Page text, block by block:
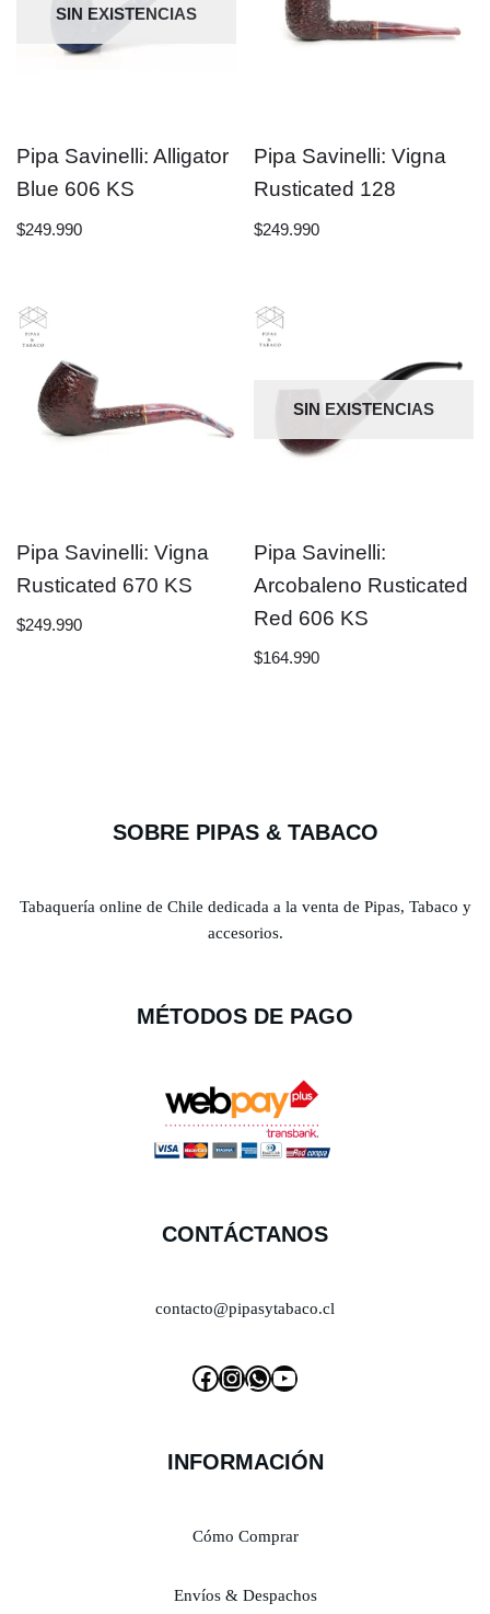
SIN EXISTENCIAS
Pipa Savinelli: Alligator
Blue 606 KS
$249.990
Pipa Savinelli: Vigna
Rusticated 128
$249.990
Pipa Savinelli: Vigna
Rusticated 670 KS
$249.990
SIN EXISTENCIAS
Pipa Savinelli:
Arcobaleno Rusticated
Red 606 KS
$164.990
SOBRE PIPAS & TABACO
Tabaquería online de Chile dedicada a la venta de Pipas, Tabaco y
accesorios.
MÉTODOS DE PAGO
CONTÁCTANOS
contacto@pipasytabaco.cl
INFORMACIÓN
Cómo Comprar
Envíos & Despachos